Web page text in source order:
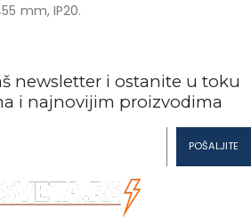
mm, IP20.
newsletter i ostanite u toku
i najnovijim proizvodima